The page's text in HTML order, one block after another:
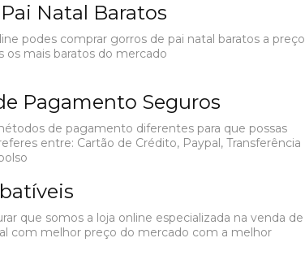
Natal Baratos
podes comprar gorros de pai natal baratos a preço
os mais baratos do mercado
Pagamento Seguros
de pagamento diferentes para que possas
entre: Cartão de Crédito, Paypal, Transferência
que somos a loja online especializada na venda de
com melhor preço do mercado com a melhor